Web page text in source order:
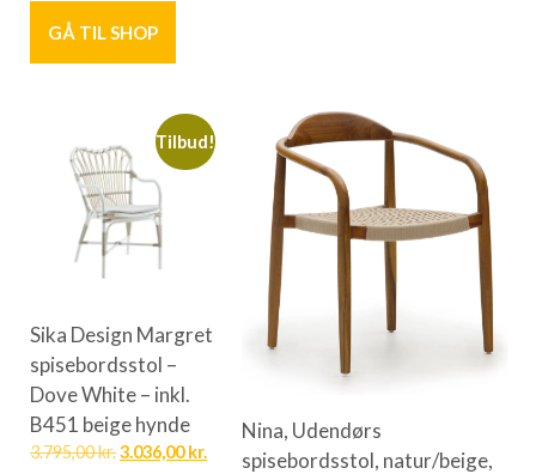
GÅ TIL SHOP
Tilbud!
Sika Design Margret
spisebordsstol –
Dove White – inkl.
B451 beige hynde
3.795,00kr.3.036,00kr.
Nina, Udendørs
spisebordsstol, natur/beige,